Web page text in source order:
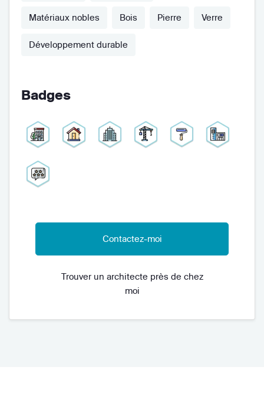
Matériaux nobles Bois Pierre Verre
Développement durable
Badges
Contactez-moi
Trouver un architecte près de chez
moi